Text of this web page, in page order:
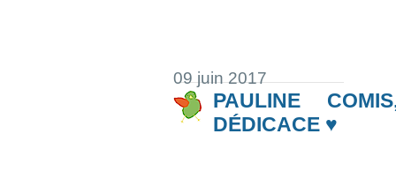
09 juin 2017
PAULINE
DÉDICACE ♥